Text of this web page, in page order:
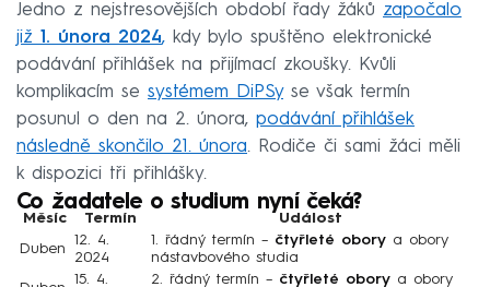
Jedno z nejstresovějších období řady žáků započalo
již 1. února 2024, kdy bylo spuštěno elektronické
podávání přihlášek na přijímací zkoušky. Kvůli
komplikacím se systémem DiPSyse však termín
posunul o den na 2. února, podávání přihlášek
následně skončilo 21. února. Rodiče či sami žáci měli
k dispozici tři přihlášky.
Co žadatele o studium nyní čeká?
Měsíc Termín
Událost
Duben
12. 4.
2024
1. řádný termín – čtyřleté obory a obory
nástavbového studia
15. 4.
2. řádný termín – čtyřleté obory a obory